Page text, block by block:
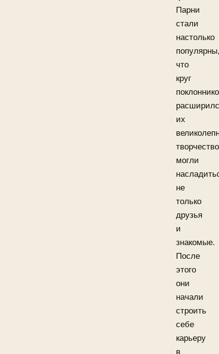
Парни
стали
настолько
что
круг
их
могли
не
только
друзья
и
знакомые.
После
этого
они
начали
строить
себе
карьеру
в